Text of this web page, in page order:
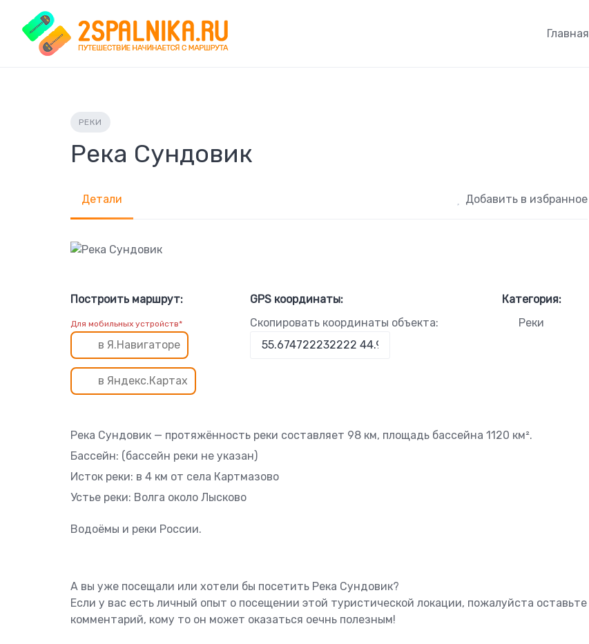
content
Главная
РЕКИ
Река Сундовик
Детали Добавить в избранное
Построить маршрут:
Для мобильных устройств*
в Я.Навигаторе
в Яндекс.Картах
GPS координаты:
Скопировать координаты объекта:
Категория:
Реки
Река Сундовик — протяжённость реки составляет 98 км, площадь бассейна 1120 км².
Бассейн: (бассейн реки не указан)
Исток реки: в 4 км от села Картмазово
Устье реки: Волга около Лысково
Водоёмы и реки России.
А вы уже посещали или хотели бы посетить Река Сундовик?
Если у вас есть личный опыт о посещении этой туристической локации, пожалуйста оставьте
комментарий, кому то он может оказаться оечнь полезным!